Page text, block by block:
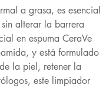
a grasa, es esencial
alterar la barrera
en espuma CeraVe
y está formulado
la piel, retener la
este limpiador